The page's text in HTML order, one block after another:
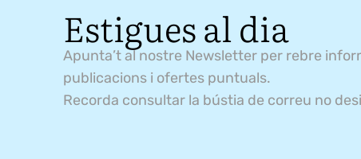
Estigues al dia
Apunta’t al nostre Newsletter per rebre
publicacions i ofertes puntuals.
Recorda consultar la bústia de correu no